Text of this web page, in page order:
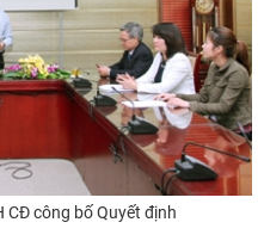
CĐ công bố Quyết định